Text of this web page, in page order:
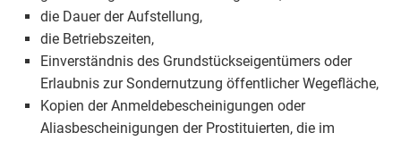
die Dauer der Aufstellung,
die Betriebszeiten,
Einverständnis des Grundstückseigentümers oder
Erlaubnis zur Sondernutzung öffentlicher Wegefläche,
Kopien der Anmeldebescheinigungen oder
Aliasbescheinigungen der Prostituierten, die im